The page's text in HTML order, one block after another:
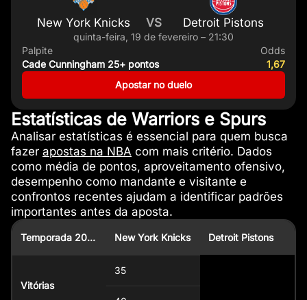
New York Knicks VS Detroit Pistons
quinta-feira, 19 de fevereiro – 21:30
Palpite
Cade Cunningham 25+ pontos
Odds
1,67
Apostar no duelo
Estatísticas de Warriors e Spurs
Analisar estatísticas é essencial para quem busca
fazer apostas na NBA com mais critério. Dados
como média de pontos, aproveitamento ofensivo,
desempenho como mandante e visitante e
confrontos recentes ajudam a identificar padrões
importantes antes da aposta.
Temporada 2025/26 New York Knicks Detroit Pistons
Vitórias
35